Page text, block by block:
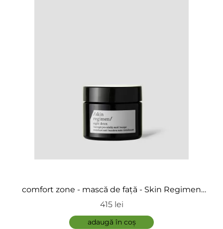
comfort zone - mască de față - Skin Regimen
Night Detox
415 lei
adaugă în coș